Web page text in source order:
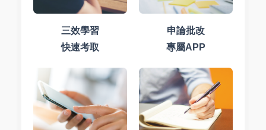
三效學習
快速考取
申論批改
專屬APP